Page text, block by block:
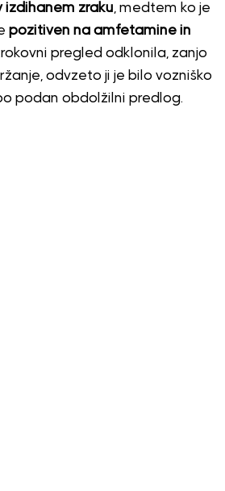
izdihanem zraku, medtem ko je
pozitiven na amfetamine in
pregled odklonila, zanjo
odvzeto ji je bilo vozniško
podan obdolžilni predlog.